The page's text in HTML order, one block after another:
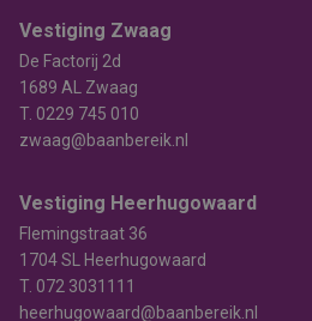
Vestiging Zwaag
De Factorij 2d
1689 AL Zwaag
T. 0229 745 010
zwaag@baanbereik.nl
Vestiging Heerhugowaard
Flemingstraat 36
1704 SL Heerhugowaard
T. 072 3031111
heerhugowaard@baanbereik.nl